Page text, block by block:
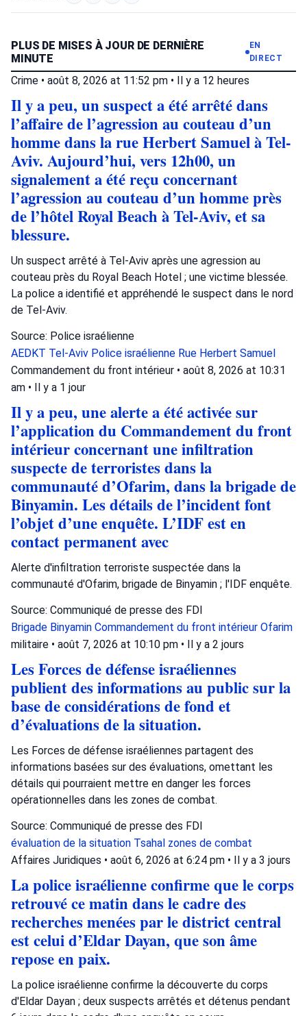
PLUS DE MISES À JOUR DE DERNIÈRE
MINUTE
EN
DIRECT
Crime • août 8, 2026 at 11:52 pm • Il y a 12 heures
Il y a peu, un suspect a été arrêté dans
l’affaire de l’agression au couteau d’un
homme dans la rue Herbert Samuel à Tel-
Aviv. Aujourd’hui, vers 12h00, un
signalement a été reçu concernant
l’agression au couteau d’un homme près
de l’hôtel Royal Beach à Tel-Aviv, et sa
blessure.
Un suspect arrêté à Tel-Aviv après une agression au
couteau près du Royal Beach Hotel ; une victime blessée.
La police a identifié et appréhendé le suspect dans le nord
de Tel-Aviv.
Source: Police israélienne
AEDKT Tel-Aviv Police israélienne Rue Herbert Samuel
Commandement du front intérieur • août 8, 2026 at 10:31
am • Il y a 1 jour
Il y a peu, une alerte a été activée sur
l’application du Commandement du front
intérieur concernant une infiltration
suspecte de terroristes dans la
communauté d’Ofarim, dans la brigade de
Binyamin. Les détails de l’incident font
l’objet d’une enquête. L’IDF est en
contact permanent avec
Alerte d'infiltration terroriste suspectée dans la
communauté d'Ofarim, brigade de Binyamin ; l'IDF enquête.
Source: Communiqué de presse des FDI
Brigade Binyamin Commandement du front intérieur Ofarim
militaire • août 7, 2026 at 10:10 pm • Il y a 2 jours
Les Forces de défense israéliennes
publient des informations au public sur la
base de considérations de fond et
d’évaluations de la situation.
Les Forces de défense israéliennes partagent des
informations basées sur des évaluations, omettant les
détails qui pourraient mettre en danger les forces
opérationnelles dans les zones de combat.
Source: Communiqué de presse des FDI
évaluation de la situation Tsahal zones de combat
Affaires Juridiques • août 6, 2026 at 6:24 pm • Il y a 3 jours
La police israélienne confirme que le corps
retrouvé ce matin dans le cadre des
recherches menées par le district central
est celui d’Eldar Dayan, que son âme
repose en paix.
La police israélienne confirme la découverte du corps
d'Eldar Dayan ; deux suspects arrêtés et détenus pendant